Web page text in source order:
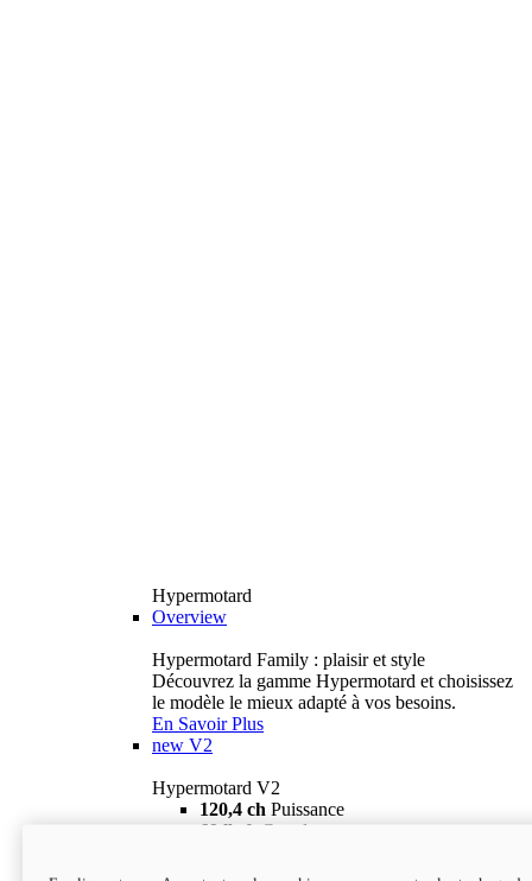
Hypermotard
Overview
Hypermotard Family : plaisir et style
Découvrez la gamme Hypermotard et choisissez
le modèle le mieux adapté à vos besoins.
En Savoir Plus
new V2
Hypermotard V2
120,4 ch Puissance
69 lb-ft
Couple
18 895 $